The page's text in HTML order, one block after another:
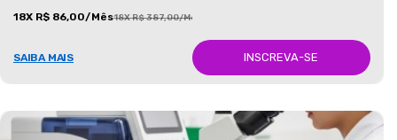
18X R$ 86,00/Mês18X R$ 387,00/Mês
SAIBA MAIS INSCREVA-SE